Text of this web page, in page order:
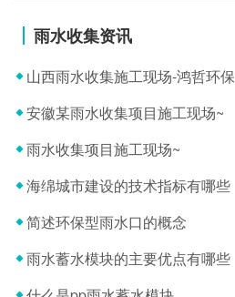
雨水收集资讯
山西雨水收集施工现场-鸿哲环保
安徽某雨水收集项目施工现场~
雨水收集项目施工现场~
海绵城市建设的技术指标有哪些
简述环保型雨水口的概念
雨水蓄水模块的主要优点有哪些